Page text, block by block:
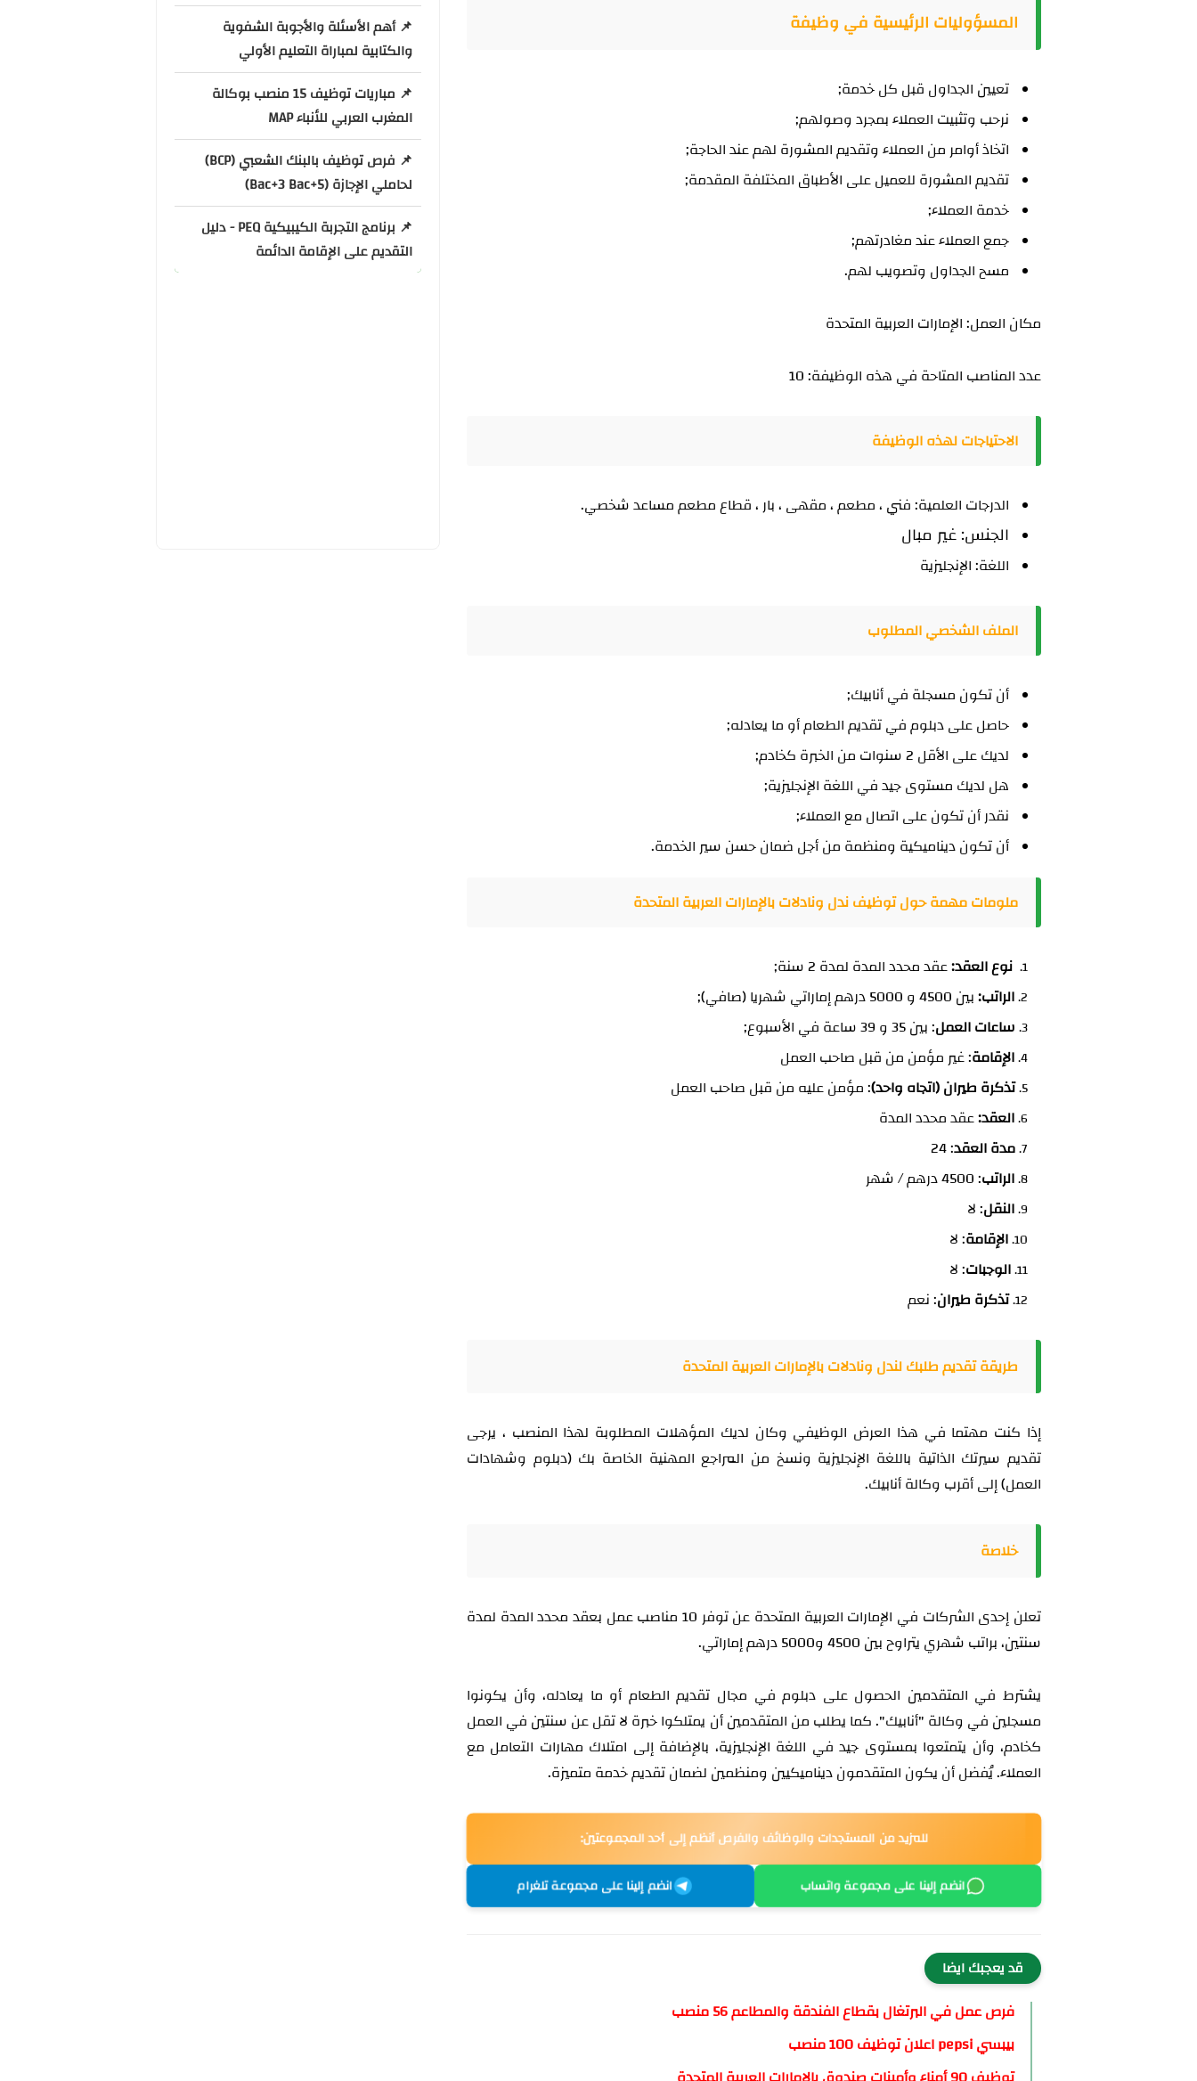
المسؤوليات الرئيسية في وظيفة
تعيين الجداول قبل كل خدمة;
نرحب وتثبيت العملاء بمجرد وصولهم;
اتخاذ أوامر من العملاء وتقديم المشورة لهم عند الحاجة;
تقديم المشورة للعميل على الأطباق المختلفة المقدمة;
خدمة العملاء;
جمع العملاء عند مغادرتهم;
مسح الجداول وتصويب لهم.
مكان العمل: الإمارات العربية المتحدة
عدد المناصب المتاحة في هذه الوظيفة: 10
الاحتياجات لهذه الوظيفة
الدرجات العلمية: فني ، مطعم ، مقهى ، بار ، قطاع مطعم مساعد شخصي.
الجنس: غير مبال
اللغة: الإنجليزية
الملف الشخصي المطلوب
أن تكون مسجلة في أنابيك;
حاصل على دبلوم في تقديم الطعام أو ما يعادله;
لديك على الأقل 2 سنوات من الخبرة كخادم;
هل لديك مستوى جيد في اللغة الإنجليزية;
نقدر أن تكون على اتصال مع العملاء;
أن تكون ديناميكية ومنظمة من أجل ضمان حسن سير الخدمة.
ملومات مهمة حول توظيف ندل ونادلات بالإمارات العربية المتحدة
نوع العقد:عقد محدد المدة لمدة 2 سنة;
الراتب:بين 4500 و 5000 درهم إماراتي شهريا (صافي);
ساعات العمل: بين 35 و 39 ساعة في الأسبوع;
الإقامة: غير مؤمن من قبل صاحب العمل
تذكرة طيران (اتجاه واحد): مؤمن عليه من قبل صاحب العمل
العقد:عقد محدد المدة
مدة العقد: 24
الراتب: 4500 درهم / شهر
النقل: لا
الإقامة: لا
الوجبات: لا
تذكرة طيران: نعم
طريقة تقديم طلبك لندل ونادلات بالإمارات العربية المتحدة
إذا كنت مهتما في هذا العرض الوظيفي وكان لديك المؤهلات المطلوبة لهذا المنصب ، يرجى
تقديم سيرتك الذاتية باللغة الإنجليزية ونسخ من المراجع المهنية الخاصة بك (دبلوم وشهادات
العمل) إلى أقرب وكالة أنابيك.
خلاصة
تعلن إحدى الشركات في الإمارات العربية المتحدة عن توفر 10 مناصب عمل بعقد محدد المدة لمدة
سنتين، براتب شهري يتراوح بين 4500 و5000 درهم إماراتي.
يشترط في المتقدمين الحصول على دبلوم في مجال تقديم الطعام أو ما يعادله، وأن يكونوا
مسجلين في وكالة "أنابيك". كما يطلب من المتقدمين أن يمتلكوا خبرة لا تقل عن سنتين في العمل
كخادم، وأن يتمتعوا بمستوى جيد في اللغة الإنجليزية، بالإضافة إلى امتلاك مهارات التعامل مع
العملاء. يُفضل أن يكون المتقدمون ديناميكيين ومنظمين لضمان تقديم خدمة متميزة.
للمزيد من المستجدات والوظائف والفرص أنظم إلى أحد المجموعتين:
انضم إلينا على مجموعة واتساب انضم إلينا على مجموعة تلغرام
قد يعجبك ايضا
فرص عمل في البرتغال بقطاع الفندقة والمطاعم 56 منصب
بيبسي pepsi اعلان توظيف 100 منصب
📌 أهم الأسئلة والأجوبة الشفوية
والكتابية لمباراة التعليم الأولي
📌 مباريات توظيف 15 منصب بوكالة
المغرب العربي للأنباء MAP
📌 فرص توظيف بالبنك الشعبي (BCP)
لحاملي الإجازة (Bac+3 Bac+5)
📌 برنامج التجربة الكيبيكية PEQ - دليل
التقديم على الإقامة الدائمة